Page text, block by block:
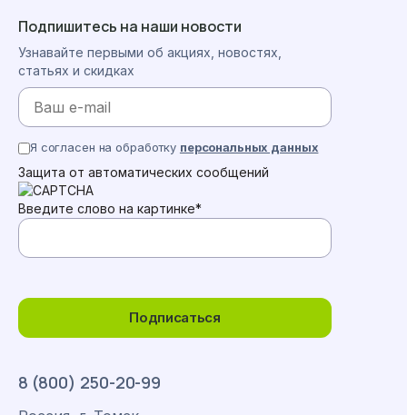
8 (800) 250-20-99
Подпишитесь на наши новости
Узнавайте первыми об акциях, новостях,
статьях и скидках
Подписаться
Я согласен на обработку персональных данных
Защита от автоматических сообщений
Введите слово на картинке*